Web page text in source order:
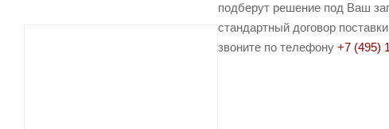
подберут решение под Ваш
стандартный договор
звоните по телефону +7 (495)